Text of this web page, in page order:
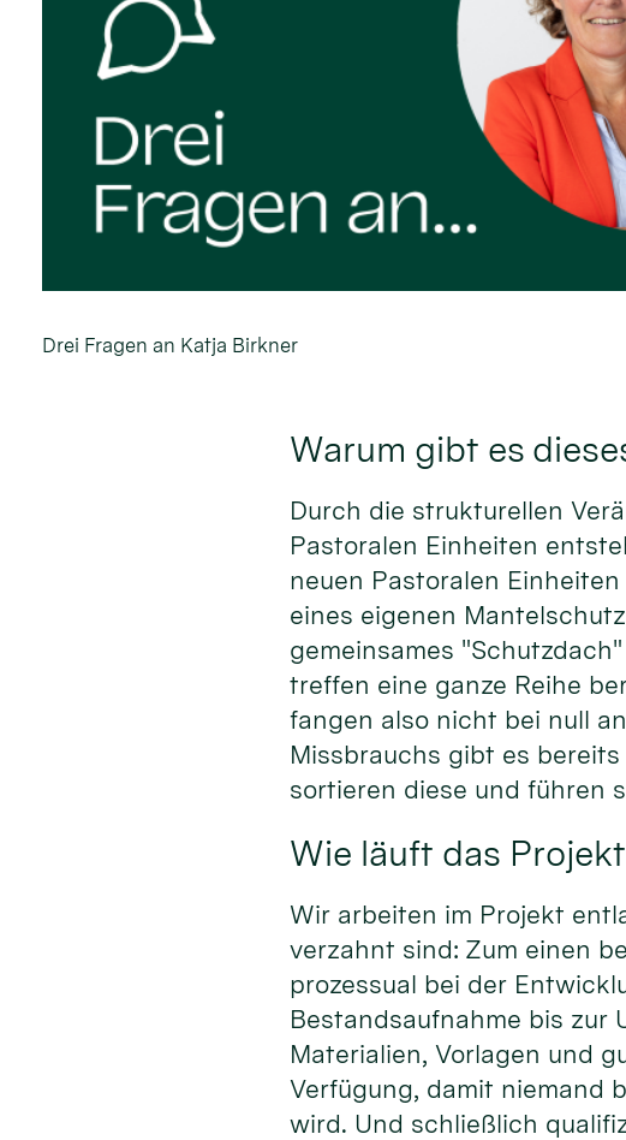
Drei Fragen an Katja Birkner
Warum gibt es
Durch die strukturellen
Pastoralen Einheiten
neuen Pastoralen
eines eigenen
gemeinsames
treffen eine ganze Reihe
fangen also nicht bei null
Missbrauchs gibt es
sortieren diese und führen
Wie läuft das
Wir arbeiten im Projekt
verzahnt sind: Zum einen
prozessual bei der
Bestandsaufnahme bis zur
Materialien, Vorlagen und
Verfügung, damit niemand
wird. Und schließlich